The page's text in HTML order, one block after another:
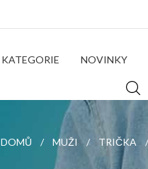
KATEGORIE NOVINKY
DOMŮ MUŽI TRIČKA